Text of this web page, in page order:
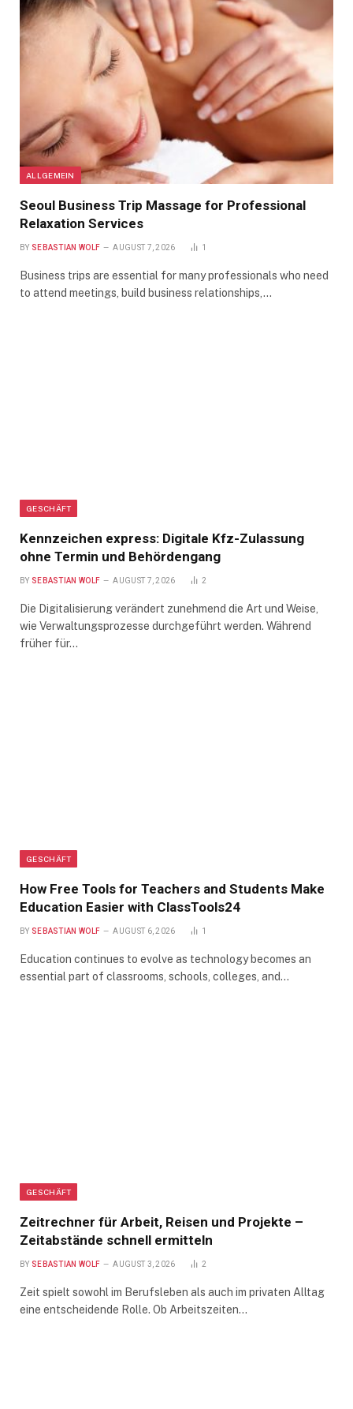
ALLGEMEIN
Seoul Business Trip Massage for Professional
Relaxation Services
BY SEBASTIAN WOLF AUGUST 7, 2026 1
Business trips are essential for many professionals who need
to attend meetings, build business relationships,…
GESCHÄFT
Kennzeichen express: Digitale Kfz-Zulassung
ohne Termin und Behördengang
BY SEBASTIAN WOLF AUGUST 7, 2026 2
Die Digitalisierung verändert zunehmend die Art und Weise,
wie Verwaltungsprozesse durchgeführt werden. Während
früher für…
GESCHÄFT
How Free Tools for Teachers and Students Make
Education Easier with ClassTools24
BY SEBASTIAN WOLF AUGUST 6, 2026 1
Education continues to evolve as technology becomes an
essential part of classrooms, schools, colleges, and…
GESCHÄFT
Zeitrechner für Arbeit, Reisen und Projekte –
Zeitabstände schnell ermitteln
BY SEBASTIAN WOLF AUGUST 3, 2026 2
Zeit spielt sowohl im Berufsleben als auch im privaten Alltag
eine entscheidende Rolle. Ob Arbeitszeiten…